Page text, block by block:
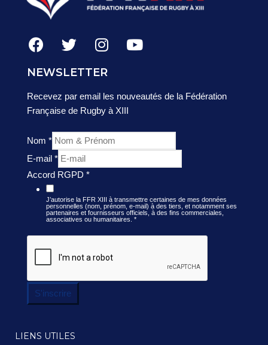
NEWSLETTER
Recevez par email les nouveautés de la Fédération
Française de Rugby à XIII
Nom *
E-mail *
Accord RGPD *
J’autorise la FFR XIII à transmettre certaines de mes données
personnelles (nom, prénom, e-mail) à des tiers, et notamment ses
partenaires et fournisseurs officiels, à des fins commerciales,
associatives ou humanitaires. *
S'inscrire
LIENS UTILES